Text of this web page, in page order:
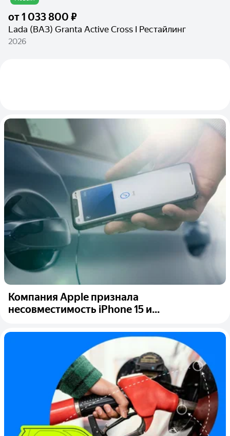
от1 033 800 ₽
Lada (ВАЗ) Granta Active Cross I Рестайлинг
2026
Компания Apple признала
несовместимость iPhone 15 и...